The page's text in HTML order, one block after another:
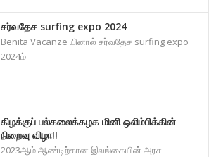
சர்வதேச surfing expo 2024
Benita Vacanze யினால் சர்வதேச surfing expo
2024ம்
கிழக்குப் பல்கலைக்கழக மினி ஒலிம்பிக்கின்
நிறைவு விழா!!
2023ஆம் ஆண்டிற்கான இலங்கையின் அரச